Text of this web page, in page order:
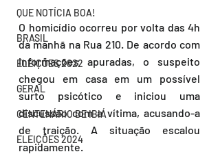
QUE NOTÍCIA BOA!
BRASIL
ELEIÇÕES 2022
GERAL
CENTENÁRIO DE IBIÁ
ELEIÇÕES 2024
O homicídio ocorreu por volta das 4h
da manhã na Rua 210. De acordo com
informações apuradas, o suspeito
chegou em casa em um possível
surto psicótico e iniciou uma
discussão com a vítima, acusando-a
de traição. A situação escalou
rapidamente.